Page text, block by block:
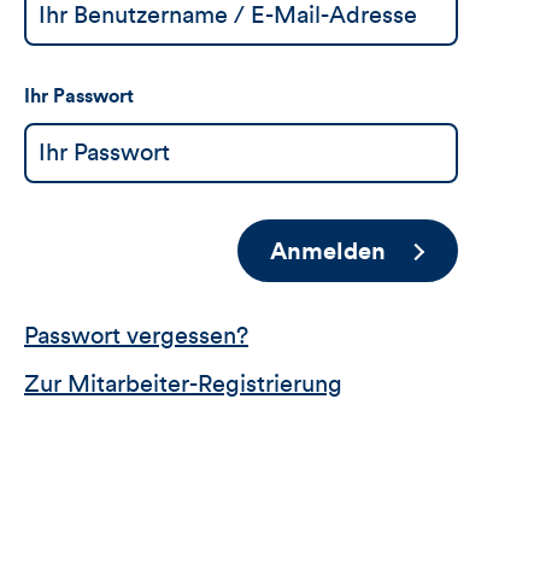
Ihr Passwort
Anmelden
Passwort vergessen?
Zur Mitarbeiter-Registrierung